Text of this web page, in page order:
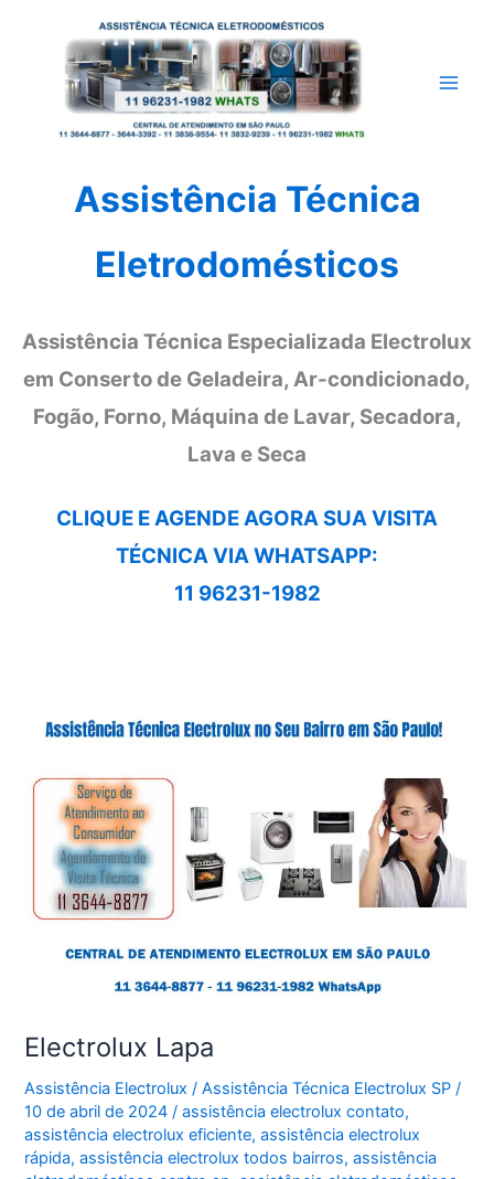
conteúdo
Assistência Técnica
Eletrodomésticos
Assistência Técnica Especializada Electrolux
em Conserto de Geladeira, Ar-condicionado,
Fogão, Forno, Máquina de Lavar, Secadora,
Lava e Seca
CLIQUE E AGENDE AGORA SUA VISITA
TÉCNICA VIA WHATSAPP:
11 96231-1982
Electrolux Lapa
Assistência Electrolux /Assistência Técnica Electrolux SP/
10 de abril de 2024/assistência electrolux contato,
assistência electrolux eficiente,assistência electrolux
rápida,assistência electrolux todos bairros,assistência